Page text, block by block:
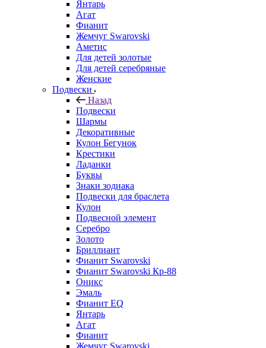
Янтарь
Агат
Фианит
Жемчуг Swarovski
Аметис
Для детей золотые
Для детей серебряные
Женские
Подвески
Назад
Подвески
Шармы
Декоративные
Кулон Бегунок
Крестики
Ладанки
Буквы
Знаки зодиака
Подвески для браслета
Кулон
Подвесной элемент
Серебро
Золото
Бриллиант
Фианит Swarovski
Фианит Swarovski Кр-88
Оникс
Эмаль
Фианит EQ
Янтарь
Агат
Фианит
Жемчуг Swarovski